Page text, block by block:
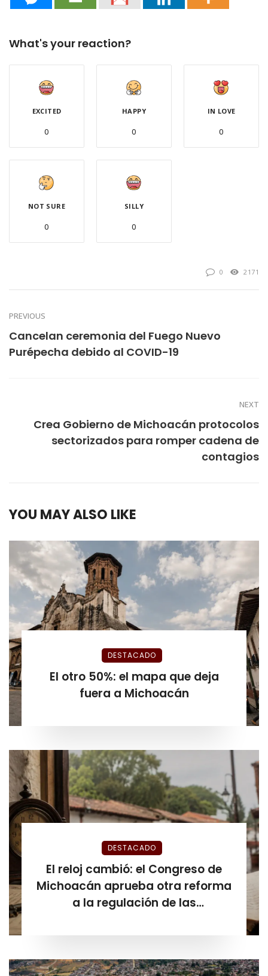
What's your reaction?
EXCITED
0
HAPPY
0
IN LOVE
0
NOT SURE
0
SILLY
0
0 2171
PREVIOUS
Cancelan ceremonia del Fuego Nuevo
Purépecha debido al COVID-19
NEXT
Crea Gobierno de Michoacán protocolos
sectorizados para romper cadena de
contagios
YOU MAY ALSO LIKE
DESTACADO
El otro 50%: el mapa que deja
fuera a Michoacán
DESTACADO
El reloj cambió: el Congreso de
Michoacán aprueba otra reforma
a la regulación de las